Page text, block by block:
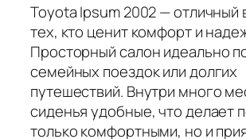
Toyota Ipsum 2002 — отличный
тех, кто ценит комфорт и
Просторный салон идеально
семейных поездок или долгих
путешествий. Внутри много
сиденья удобные, что делает
только комфортными, но и